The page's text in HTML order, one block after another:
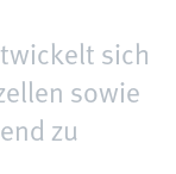
sich
sowie
zu